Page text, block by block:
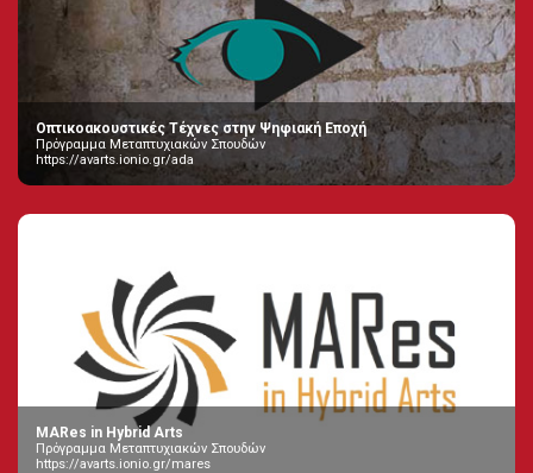
Οπτικοακουστικές Τέχνες στην Ψηφιακή Εποχή
Πρόγραμμα Μεταπτυχιακών Σπουδών
https://avarts.ionio.gr/ada
MARes in Hybrid Arts
Πρόγραμμα Μεταπτυχιακών Σπουδών
https://avarts.ionio.gr/mares